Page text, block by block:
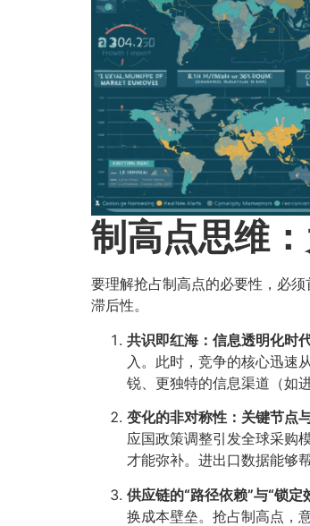
制高点思维
要理解抢占制高点的必要性，必
滞后性。
共识即红海：信息透明化时
入。此时，竞争的核心迅速
锐、更独特的信息渠道（如
变化的非对称性：关键节点
应国政策调整引发全球采购
才能弥补。进出口数据能够
供应链的“路径依赖”与“锁定
换成本壁垒。抢占制高点，